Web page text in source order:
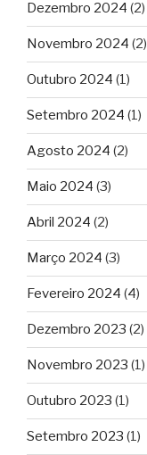
Dezembro 2024 (2)
Novembro 2024 (2)
Outubro 2024 (1)
Setembro 2024 (1)
Agosto 2024 (2)
Maio 2024 (3)
Abril 2024 (2)
Março 2024 (3)
Fevereiro 2024 (4)
Dezembro 2023 (2)
Novembro 2023 (1)
Outubro 2023 (1)
Setembro 2023 (1)